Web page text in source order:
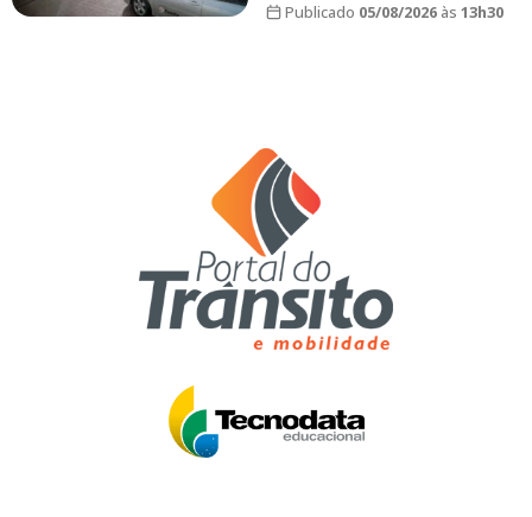
Publicado 05/08/2026às 13h30